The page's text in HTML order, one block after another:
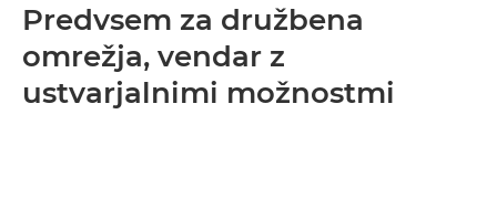
Predvsem za družbena
omrežja, vendar z
ustvarjalnimi možnostmi